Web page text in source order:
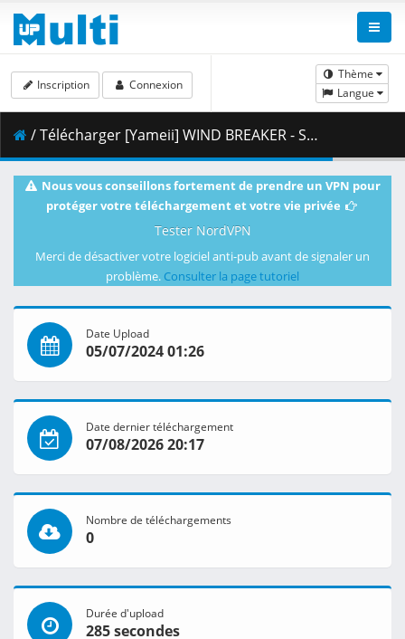
Thème
Langue
Inscription Connexion
/ Télécharger [Yameii] WIND BREAKER - S01E12 [English Dub] [CR WEB-DL 1080p] [C2661078].mkv.001 ( 457.90 MB )
Nous vous conseillons fortement de prendre un VPN pour
protéger votre téléchargement et votre vie privée
Tester NordVPN
Merci de désactiver votre logiciel anti-pub avant de signaler un
problème. Consulter la page tutoriel
Date Upload
05/07/2024 01:26
Date dernier téléchargement
07/08/2026 20:17
Nombre de téléchargements
0
Durée d'upload
285 secondes